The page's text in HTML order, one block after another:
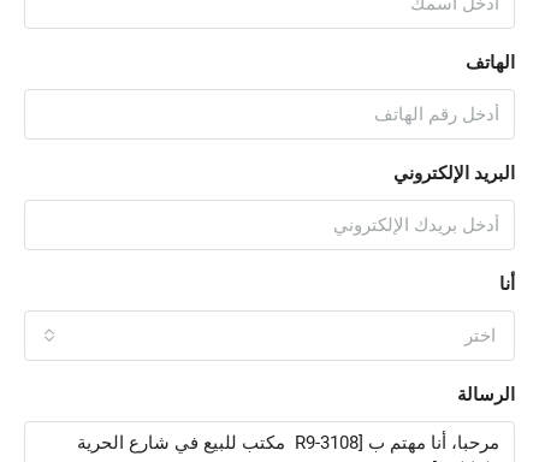
الهاتف
البريد الإلكتروني
أنا
اختر
الرسالة